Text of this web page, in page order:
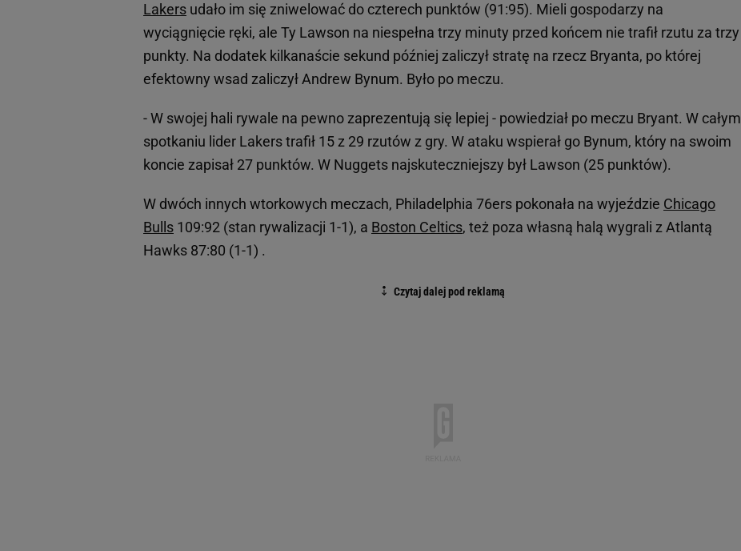
Lakers udało im się zniwelować do czterech punktów (91:95). Mieli gospodarzy na
wyciągnięcie ręki, ale Ty Lawson na niespełna trzy minuty przed końcem nie trafił rzutu za trzy
punkty. Na dodatek kilkanaście sekund później zaliczył stratę na rzecz Bryanta, po której
efektowny wsad zaliczył Andrew Bynum. Było po meczu.
- W swojej hali rywale na pewno zaprezentują się lepiej - powiedział po meczu Bryant. W całym
spotkaniu lider Lakers trafił 15 z 29 rzutów z gry. W ataku wspierał go Bynum, który na swoim
koncie zapisał 27 punktów. W Nuggets najskuteczniejszy był Lawson (25 punktów).
W dwóch innych wtorkowych meczach, Philadelphia 76ers pokonała na wyjeździe Chicago
Bulls 109:92 (stan rywalizacji 1-1), a Boston Celtics, też poza własną halą wygrali z Atlantą
Hawks 87:80 (1-1) .